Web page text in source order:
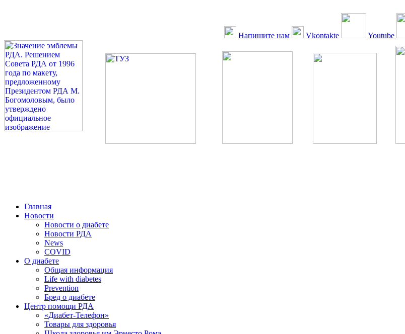
Напишите нам Vkontakte Youtube
Главная
Новости
Новости о диабете
Новости РДА
News
COVID
О диабете
Общая информация
Life with diabetes
Prevention
Бред о диабете
Центр помощи РДА
«Диабет-Телефон»
Товары для здоровья